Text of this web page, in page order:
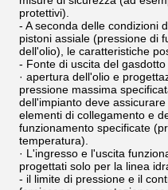
protettivi).
- A seconda delle condizioni
pistoni assiale (pressione di
dell'olio), le caratteristiche
- Fonte di uscita del
· apertura dell'olio e
pressione massima
dell'impianto deve
elementi di collegamento e
funzionamento specificate
temperatura).
· L'ingresso e l'uscita
progettati solo per la linea
- il limite di pressione e il